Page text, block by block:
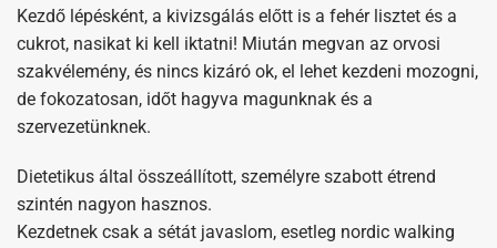
Kezdő lépésként, a kivizsgálás előtt is a fehér lisztet és a
cukrot, nasikat ki kell iktatni! Miután megvan az orvosi
szakvélemény, és nincs kizáró ok, el lehet kezdeni mozogni,
de fokozatosan, időt hagyva magunknak és a
szervezetünknek.
Dietetikus által összeállított, személyre szabott étrend
szintén nagyon hasznos.
Kezdetnek csak a sétát javaslom, esetleg nordic walking